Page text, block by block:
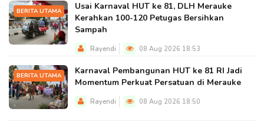
BERITA UTAMA
Usai Karnaval HUT ke 81, DLH Merauke
Kerahkan 100-120 Petugas Bersihkan
Sampah
Rayendi 08 Aug 2026 18:53
BERITA UTAMA
Karnaval Pembangunan HUT ke 81 RI Jadi
Momentum Perkuat Persatuan di Merauke
Rayendi 08 Aug 2026 18:50